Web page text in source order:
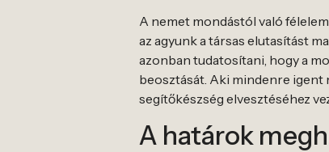
A nemet mondástól való
az agyunk a társas elutasítást
azonban tudatosítani, hogy a
beosztását. Aki mindenre igent
segítőkészség elvesztéséhez
A határok